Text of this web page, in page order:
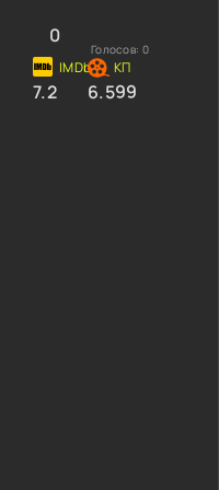
0
Голосов: 0
7.2 6.599